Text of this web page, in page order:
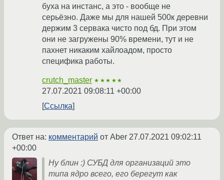
буха на инстанс, а это - вообще не
серьёзно. Даже мы для нашей 500к деревни
держим 3 сервака чисто под бд. При этом
они не загружены 90% времени, тут и не
пахнет никаким хайлоадом, просто
специфика работы.
crutch_master ★★★★★
27.07.2021 09:08:11 +00:00
Ссылка
Ответ на: комментарий от Aber 27.07.2021 09:02:11
+00:00
Ну блин :) СУБД для организаций это
типа ядро всего, его берегут как